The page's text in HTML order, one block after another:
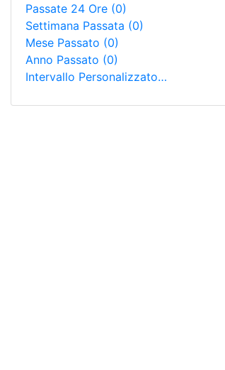
Passate 24 Ore (0)
Settimana Passata (0)
Mese Passato (0)
Anno Passato (0)
Intervallo Personalizzato…